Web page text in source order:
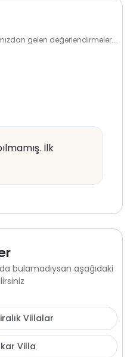
gelen değerlendirmeler...
İlk
bulamadıysan aşağıdaki
Villalar
Villa